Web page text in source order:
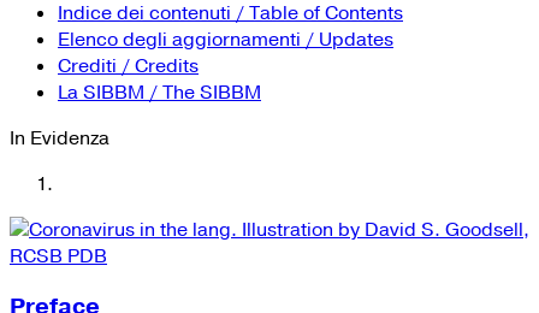
Tutti i siti Zanichelli per la scuola
Collezioni Università
Facebook
Twitter
Instagram
Instagram scuola
Mail
Indice dei contenuti / Table of Contents
Elenco degli aggiornamenti / Updates
Crediti / Credits
La SIBBM / The SIBBM
In Evidenza